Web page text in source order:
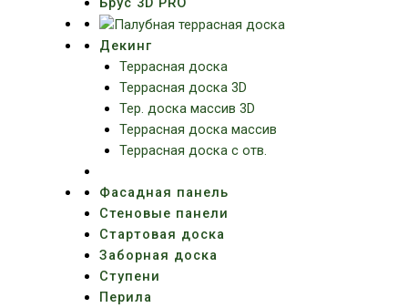
Декинг
Террасная доска
Террасная доска 3D
Тер. доска массив 3D
Террасная доска массив
Террасная доска с отв.
Фасадная панель
Стеновые панели
Стартовая доска
Заборная доска
Ступени
Перила